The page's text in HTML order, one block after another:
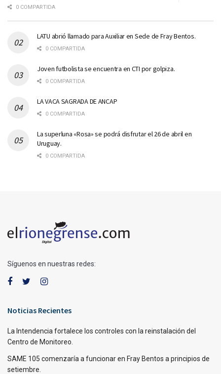
0 COMPARTIDA
LATU abrió llamado para Auxiliar en Sede de Fray Bentos.
0 COMPARTIDA
Joven futbolista se encuentra en CTI por golpiza.
0 COMPARTIDA
LA VACA SAGRADA DE ANCAP
0 COMPARTIDA
La superluna «Rosa» se podrá disfrutar el 26 de abril en
Uruguay.
0 COMPARTIDA
Síguenos en nuestras redes:
Noticias Recientes
La Intendencia fortalece los controles con la reinstalación del
Centro de Monitoreo.
SAME 105 comenzaría a funcionar en Fray Bentos a principios de
setiembre.